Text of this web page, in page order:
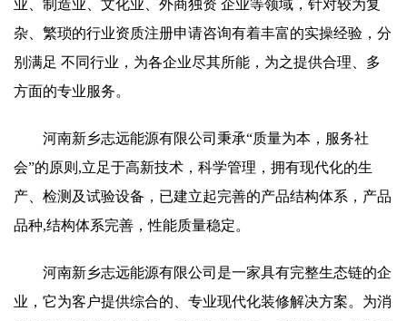
业、制造业、文化业、外商独资 企业等领域，针对较为复
杂、繁琐的行业资质注册申请咨询有着丰富的实操经验，分
别满足 不同行业，为各企业尽其所能，为之提供合理、多
方面的专业服务。
河南新乡志远能源有限公司秉承“质量为本，服务社
会”的原则,立足于高新技术，科学管理，拥有现代化的生
产、检测及试验设备，已建立起完善的产品结构体系，产品
品种,结构体系完善，性能质量稳定。
河南新乡志远能源有限公司是一家具有完整生态链的企
业，它为客户提供综合的、专业现代化装修解决方案。为消